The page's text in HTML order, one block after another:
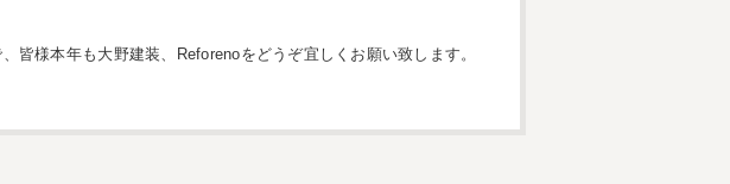
皆様本年も大野建装、Reforenoをどうぞ宜しくお願い致します。